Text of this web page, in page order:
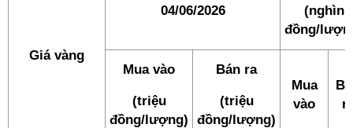
Giá vàng
04/06/2026
(nghìn
đồng/
Mua vào
(triệu
đồng/lượng)
Bán ra
(triệu
đồng/lượng)
Mua
vào